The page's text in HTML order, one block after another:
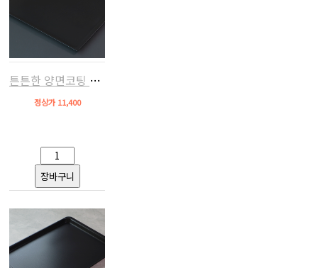
튼튼한 양면코팅 오븐팬(냉연강판,우녹스/베닉스/루미 호환)
정상가 11,400